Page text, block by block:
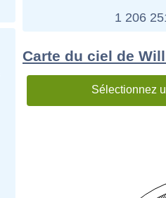
1 206
Carte du ciel de
Sélectionnez